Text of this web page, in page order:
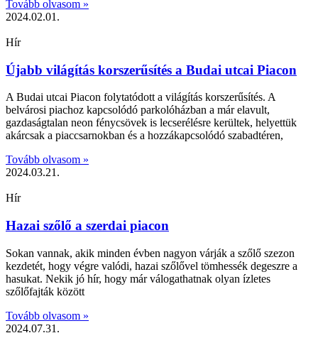
Tovább olvasom »
2024.02.01.
Hír
Újabb világítás korszerűsítés a Budai utcai Piacon
A Budai utcai Piacon folytatódott a világítás korszerűsítés. A
belvárosi piachoz kapcsolódó parkolóházban a már elavult,
gazdaságtalan neon fénycsövek is lecserélésre kerültek, helyettük
akárcsak a piaccsarnokban és a hozzákapcsolódó szabadtéren,
Tovább olvasom »
2024.03.21.
Hír
Hazai szőlő a szerdai piacon
Sokan vannak, akik minden évben nagyon várják a szőlő szezon
kezdetét, hogy végre valódi, hazai szőlővel tömhessék degeszre a
hasukat. Nekik jó hír, hogy már válogathatnak olyan ízletes
szőlőfajták között
Tovább olvasom »
2024.07.31.